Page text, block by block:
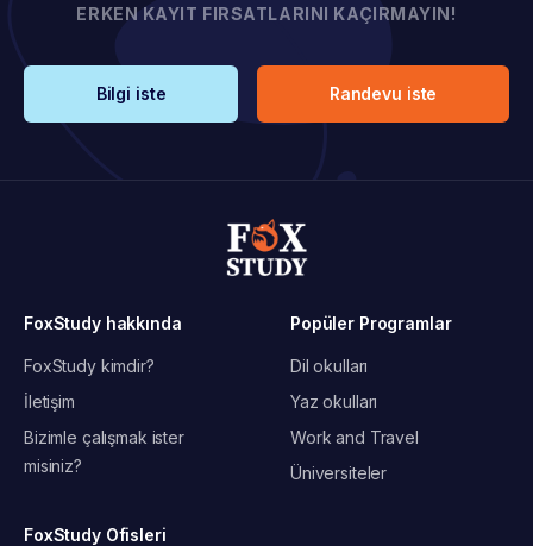
ERKEN KAYIT FIRSATLARINI KAÇIRMAYIN!
Bilgi iste Randevu iste
FoxStudy hakkında
FoxStudy kimdir?
İletişim
Bizimle çalışmak ister
misiniz?
Popüler Programlar
Dil okulları
Yaz okulları
Work and Travel
Üniversiteler
FoxStudy Ofisleri